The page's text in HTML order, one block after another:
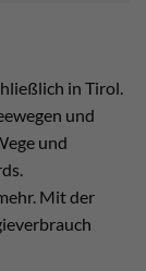
in Tirol.
und
und
Mit der